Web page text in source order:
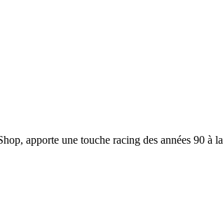
apporte une touche racing des années 90 à la